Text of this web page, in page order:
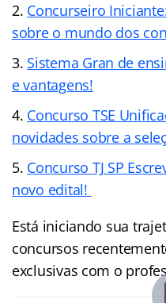
Concurseiro
sobre o mundo dos
Sistema Gran de
e vantagens!
Concurso TSE
novidades sobre a
Concurso TJ SP
novo edital!
Está iniciando sua
concursos
exclusivas com o